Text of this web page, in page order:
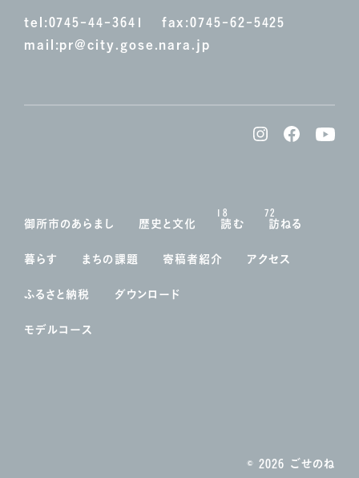
tel:0745-44-3641
fax:0745-62-5425
mail:pr@city.gose.nara.jp
御所市のあらまし 歴史と文化 読む
18
訪ねる
72
暮らす まちの課題 寄稿者紹介 アクセス
ふるさと納税 ダウンロード
モデルコース
© 2026 ごせのね